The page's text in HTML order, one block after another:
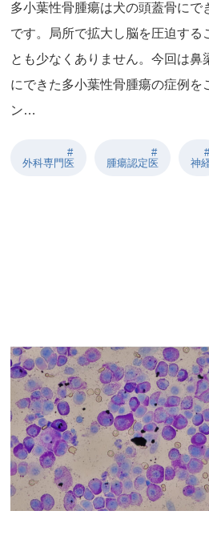
多小葉性骨腫瘍は犬の頭蓋骨にで
です。局所で拡大し脳を圧迫する
とも少なくありません。今回は鼻
にできた多小葉性骨腫瘍の症例を
ン…
外科専門医 腫瘍認定医 神